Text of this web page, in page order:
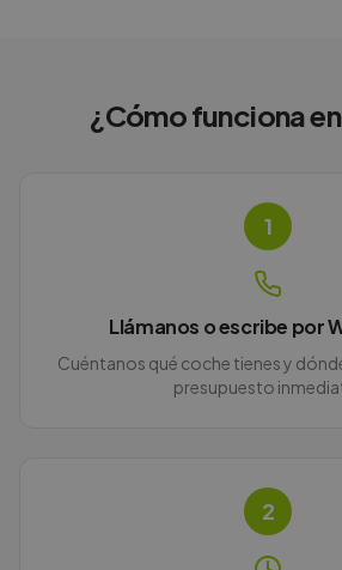
¿Cómo funciona en
1
Llámanos o escribe por
Cuéntanos qué coche tienes y
presupuesto
2